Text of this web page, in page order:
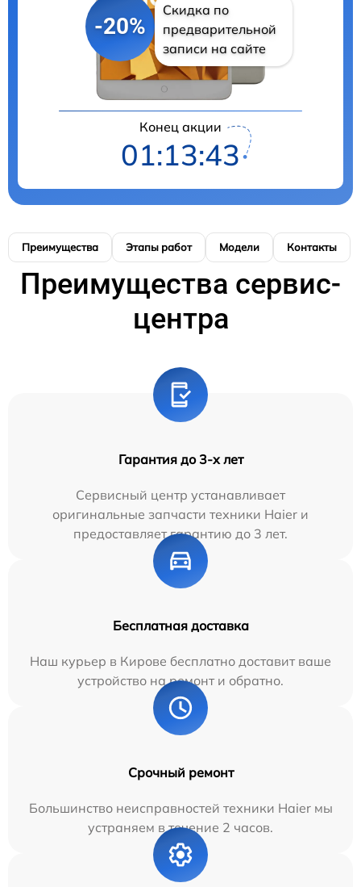
-20%
Скидка по
предварительной
записи на сайте
Конец акции
01:13:42
Преимущества Этапы работ Модели Контакты
Преимущества сервис-
центра
Гарантия до 3-х лет
Сервисный центр устанавливает
оригинальные запчасти техники Haier и
предоставляет гарантию до 3 лет.
Бесплатная доставка
Наш курьер в Кирове бесплатно доставит ваше
устройство на ремонт и обратно.
Срочный ремонт
Большинство неисправностей техники Haier мы
устраняем в течение 2 часов.